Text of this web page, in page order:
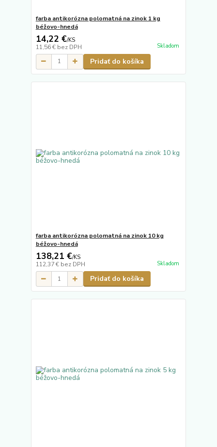
farba antikorózna polomatná na zinok 1 kg
béžovo-hnedá
14,22 €/KS
11,56 € bez DPH Skladom
Pridať do košíka
farba antikorózna polomatná na zinok 10 kg
béžovo-hnedá
138,21 €/KS
112,37 € bez DPH Skladom
Pridať do košíka